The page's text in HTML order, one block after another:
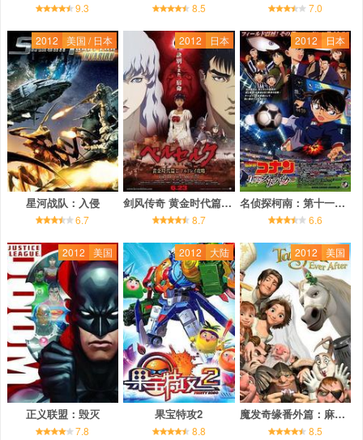
9.3 8.5 7.0
2012 美国 / 日本
星河战队：入侵
6.7
2012 日本
剑风传奇 黄金时代篇2：多尔多雷攻略
8.7
2012 日本
名侦探柯南：第十一名前锋
6.6
2012 美国
正义联盟：毁灭
7.8
2012 大陆
果宝特攻2
8.8
2012 美国
魔发奇缘番外篇：麻烦不断
8.5